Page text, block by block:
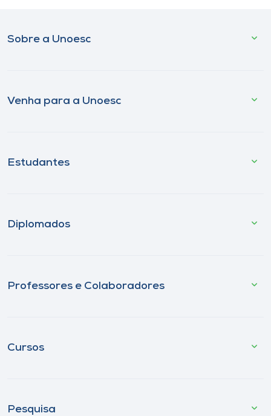
Sobre a Unoesc
Venha para a Unoesc
Estudantes
Diplomados
Professores e Colaboradores
Cursos
Pesquisa